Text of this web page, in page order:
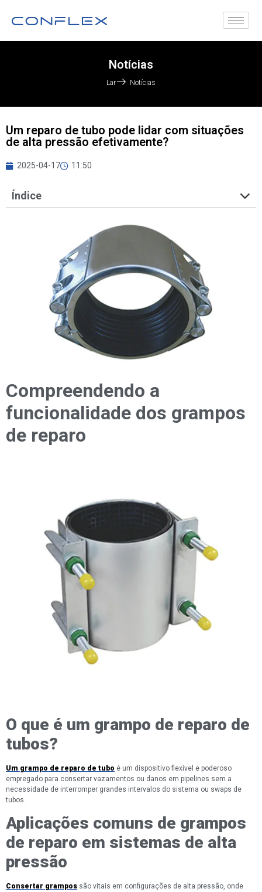
Notícias
Lar Notícias
Um reparo de tubo pode lidar com situações
de alta pressão efetivamente?
2025-04-17 11:50
Índice
Compreendendo a
funcionalidade dos grampos
de reparo
O que é um grampo de reparo de
tubos?
Um grampo de reparo de tubo é um dispositivo flexível e poderoso
empregado para consertar vazamentos ou danos em pipelines sem a
necessidade de interromper grandes intervalos do sistema ou swaps de
tubos.
Aplicações comuns de grampos
de reparo em sistemas de alta
pressão
Consertar grampos são vitais em configurações de alta pressão, onde